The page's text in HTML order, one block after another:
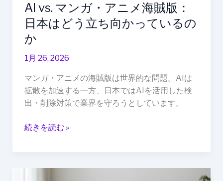
AI vs. マンガ・アニメ海賊版：
日本はどう立ち向かっているの
か
1月 26, 2026
マンガ・アニメの海賊版は世界的な問題。AIは
拡散を加速する一方、日本ではAIを活用した検
出・削除対策で業界を守ろうとしています。
版：
日
本
は
ど
立
ち
向
っ
続きを読む »